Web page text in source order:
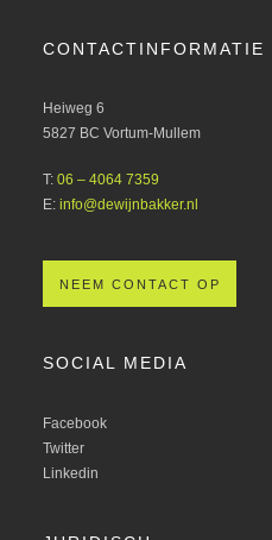
CONTACTINFORMATIE
Heiweg 6
5827 BC Vortum-Mullem
T: 06 – 4064 7359
E: info@dewijnbakker.nl
NEEM CONTACT OP
SOCIAL MEDIA
Facebook
Twitter
Linkedin